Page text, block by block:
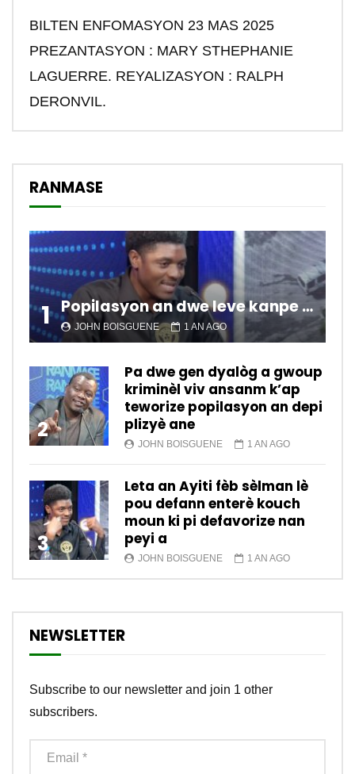
BILTEN ENFOMASYON 23 MAS 2025
PREZANTASYON : MARY STHEPHANIE
LAGUERRE. REYALIZASYON : RALPH
DERONVIL.
RANMASE
1 Popilasyon an dwe leve kanpe pou chanje sitiyasyon kawotik l’ap viv nan peyi a.
JOHN BOISGUENE 1 AN AGO
2
Pa dwe gen dyalòg a gwoup
kriminèl viv ansanm k’ap
teworize popilasyon an depi
plizyè ane
JOHN BOISGUENE 1 AN AGO
3
Leta an Ayiti fèb sèlman lè
pou defann enterè kouch
moun ki pi defavorize nan
peyi a
JOHN BOISGUENE 1 AN AGO
NEWSLETTER
Subscribe to our newsletter and join 1 other
subscribers.